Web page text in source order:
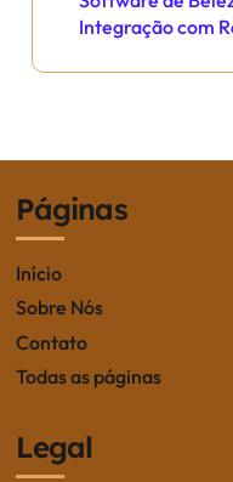
t
s
a
a
Integração com
Páginas
Início
Sobre Nós
Contato
Todas as páginas
Legal